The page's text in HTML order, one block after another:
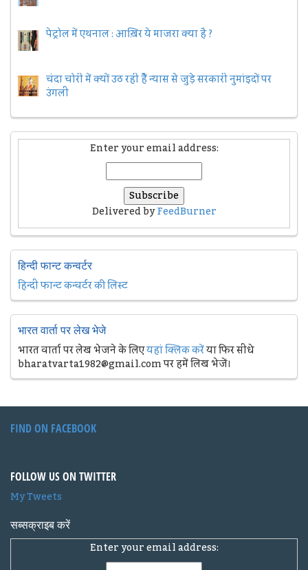
पेट्रोल में एथनाल : आख़िर ये माजरा क्या है ?
चंदा चोरी में क्यों उठ रही हैैं न्यास से जुड़े सरकारी नुमांइदों पर
उंगली
Enter your email address:
Delivered byFeedBurner
हिन्दी फान्ट कन्वर्टर
हिन्दी फान्ट कन्वर्टर की लिस्ट
भारत वार्ता पर लेख भेजे
भारत वार्ता पर लेख भेजने के लिएयहां क्लिक करेंया फिर सीधे
bharatvarta1982@gmail.com पर हमें लिख भेजें।
FIND ON FACEBOOK
FOLLOW US ON TWITTER
My Tweets
सब्सक्राइब करें
Enter your email address: